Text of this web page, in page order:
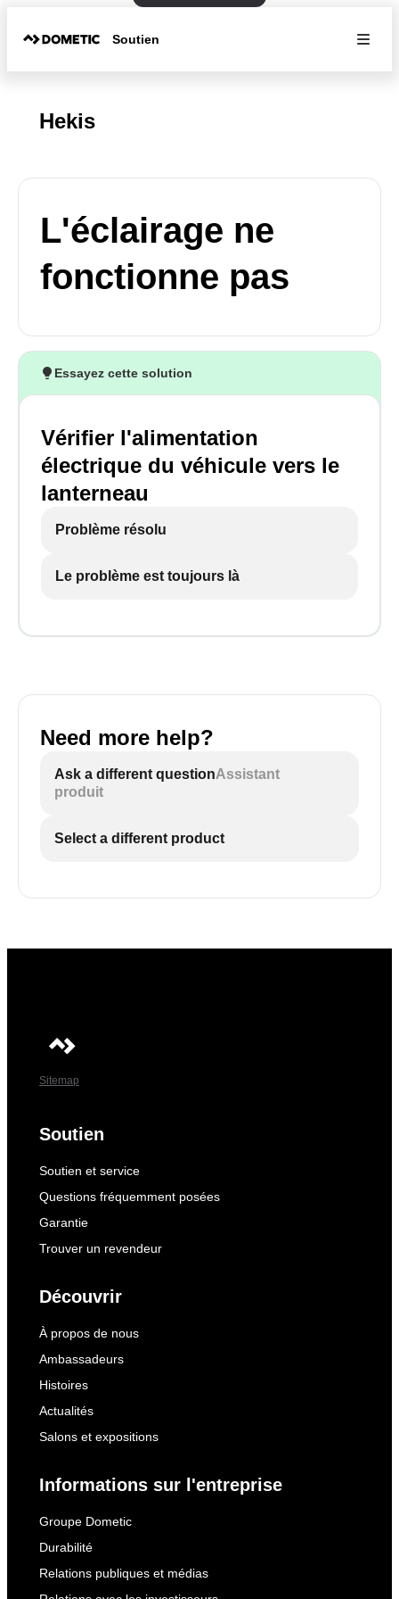
Soutien
Hekis
L'éclairage ne
fonctionne pas
Essayez cette solution
Vérifier l'alimentation
électrique du véhicule vers le
lanterneau
Problème résolu
Le problème est toujours là
Need more help?
Ask a different questionAssistant
produit
Select a different product
Sitemap
Soutien
Soutien et service
Questions fréquemment posées
Garantie
Trouver un revendeur
Découvrir
À propos de nous
Ambassadeurs
Histoires
Actualités
Salons et expositions
Informations sur l'entreprise
Groupe Dometic
Durabilité
Relations publiques et médias